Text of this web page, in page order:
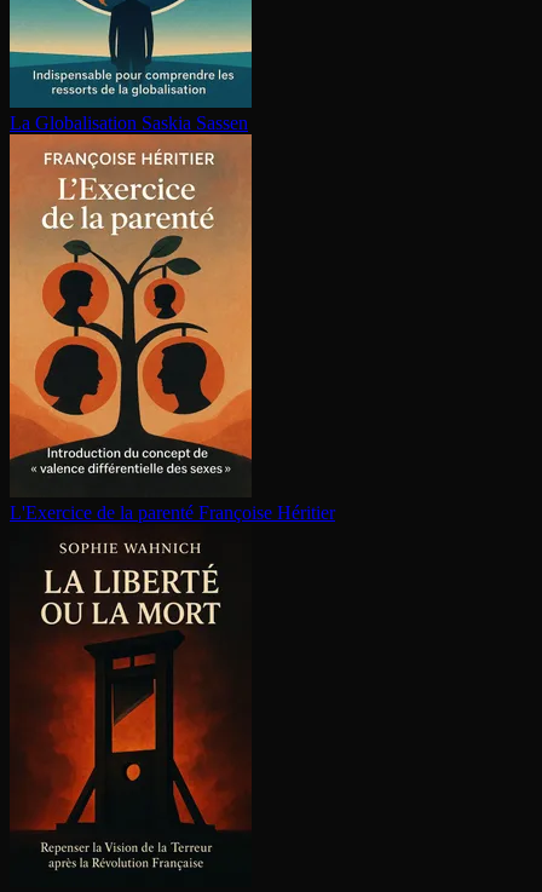
La Glo­ba­li­sa­tion Saskia Sassen
L'Exercice de la parenté Françoise Héritier